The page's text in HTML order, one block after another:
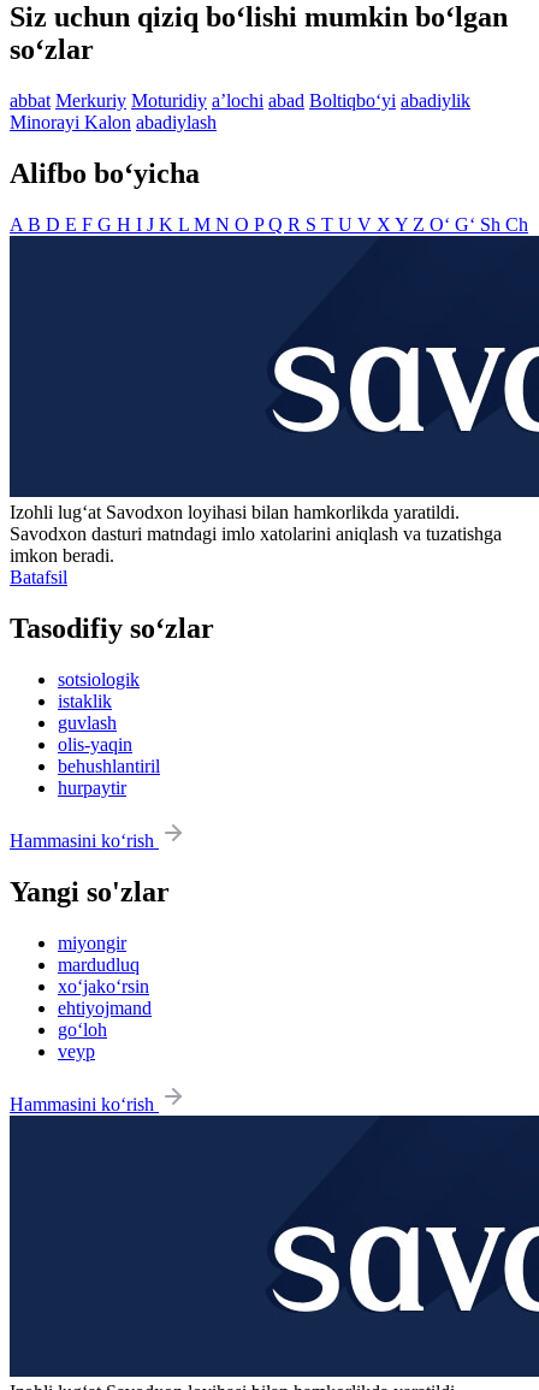
Siz uchun qiziq bo‘lishi mumkin bo‘lgan
so‘zlar
abbat Merkuriy Moturidiy aʼlochi abad Boltiqbo‘yi abadiylik
Minorayi Kalon abadiylash
Alifbo bo‘yicha
A B D E F G H I J K L M N O PQ R S T U V X Y Z O‘ G‘ Sh Ch
Izohli lugʻat Savodxon loyihasi bilan hamkorlikda yaratildi.
Savodxon dasturi matndagi imlo xatolarini aniqlash va tuzatishga
imkon beradi.
Batafsil
Tasodifiy so‘zlar
sotsiologik
istaklik
guvlash
olis-yaqin
behushlantiril
hurpaytir
Hammasini ko‘rish
Yangi so'zlar
miyongir
mardudluq
xo‘jako‘rsin
ehtiyojmand
go‘loh
veyp
Hammasini ko‘rish